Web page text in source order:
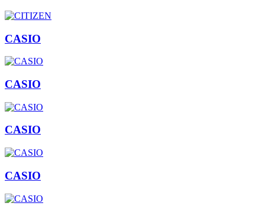
CASIO
CASIO
CASIO
CASIO